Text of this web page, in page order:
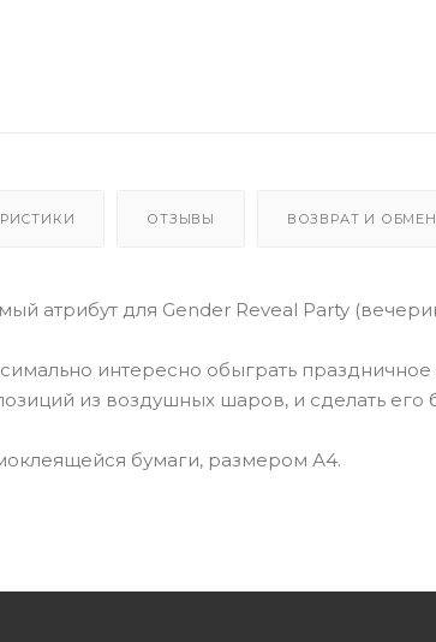
ОТЗЫВЫ ВОЗВРАТ И ОБМЕН
атрибут для Gender Reveal Party
интересно обыграть
из воздушных шаров, и сделать
бумаги, размером А4.